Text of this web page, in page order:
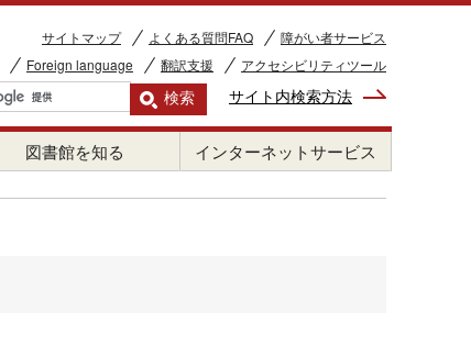
サイトマップ よくある質問FAQ
障がい者サービス
Foreign language 翻訳支援 アクセシビリティツール
サイト内検索方法
図書館を知る インターネットサービス